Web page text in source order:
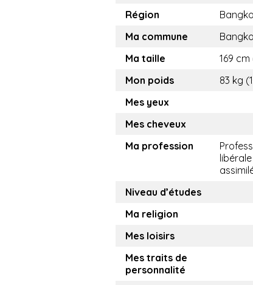
Région
Ma commune
Ma taille
169
Mon poids
83 kg
Mes yeux
Mes cheveux
Ma profession
Niveau d’études
Ma religion
Mes loisirs
Mes traits de
personnalité